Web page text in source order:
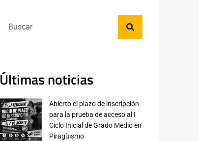
Últimas noticias
Abierto el plazo de inscripción
para la prueba de acceso al I
Ciclo Inicial de Grado Medio en
Piragüismo